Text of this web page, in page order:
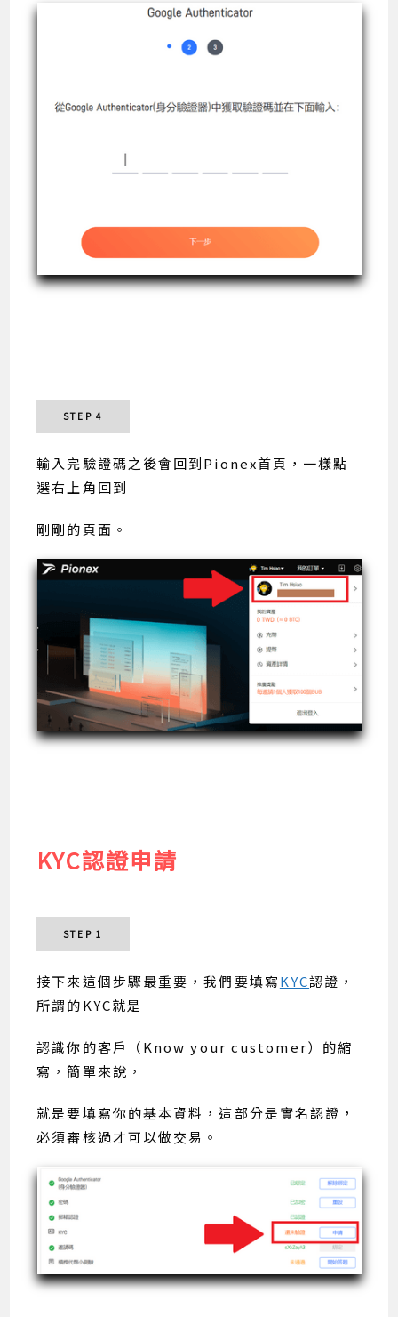
STEP 4
輸入完驗證碼之後會回到Pionex首頁，一樣點
選右上角回到
剛剛的頁面。
KYC認證申請
STEP 1
接下來這個步驟最重要，我們要填寫KYC認證，
所謂的KYC就是
認識你的客戶（Know your customer）的縮
寫，簡單來說，
就是要填寫你的基本資料，這部分是實名認證，
必須審核過才可以做交易。